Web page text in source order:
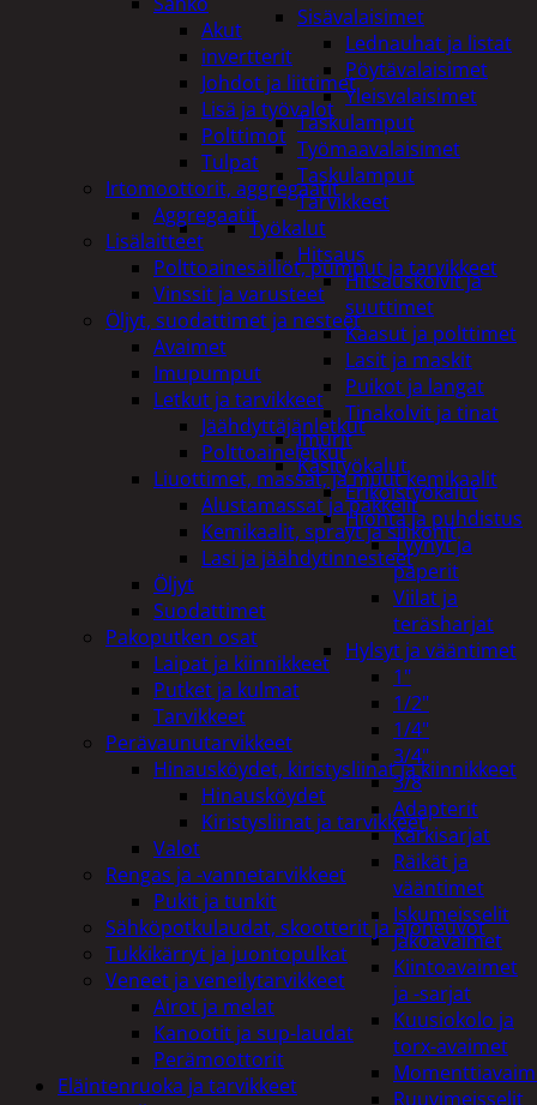
Sisävalaisimet
Lednauhat ja listat
Pöytävalaisimet
Yleisvalaisimet
Taskulamput
Työmaavalaisimet
Taskulamput
Tarvikkeet
Työkalut
Hitsaus
Hitsauskolvit ja
suuttimet
Kaasut ja polttimet
Lasit ja maskit
Puikot ja langat
Tinakolvit ja tinat
Imurit
Käsityökalut
Erikoistyökalut
Hionta ja puhdistus
Tyynyt ja
paperit
Viilat ja
teräsharjat
Hylsyt ja vääntimet
1"
1/2"
1/4"
3/4"
3/8
Adapterit
Kärkisarjat
Räikät ja
vääntimet
Iskumeisselit
Jakoavaimet
Kiintoavaimet
ja -sarjat
Kuusiokolo ja
torx-avaimet
Ruuvimeisselit
Akut
invertterit
Johdot ja liittimet
Lisä ja työvalot
Polttimot
Tulpat
Irtomoottorit, aggregaatit
Aggregaatit
Lisälaitteet
Polttoainesäiliöt, pumput ja tarvikkeet
Vinssit ja varusteet
Öljyt, suodattimet ja nesteet
Avaimet
Imupumput
Letkut ja tarvikkeet
Jäähdyttäjänletkut
Polttoaineletkut
Liuottimet, massat, ja muut kemikaalit
Alustamassat ja pakkelit
Kemikaalit, sprayt ja silikonit
Lasi ja jäähdytinnesteet
Öljyt
Suodattimet
Pakoputken osat
Laipat ja kiinnikkeet
Putket ja kulmat
Tarvikkeet
Perävaunutarvikkeet
Hinausköydet, kiristysliinat ja kiinnikkeet
Hinausköydet
Kiristysliinat ja tarvikkeet
Valot
Rengas ja -vannetarvikkeet
Pukit ja tunkit
Sähköpotkulaudat, skootterit ja ajoneuvot
Tukkikärryt ja juontopulkat
Veneet ja veneilytarvikkeet
Airot ja melat
Kanootit ja sup-laudat
Perämoottorit
Eläintenruoka ja tarvikkeet